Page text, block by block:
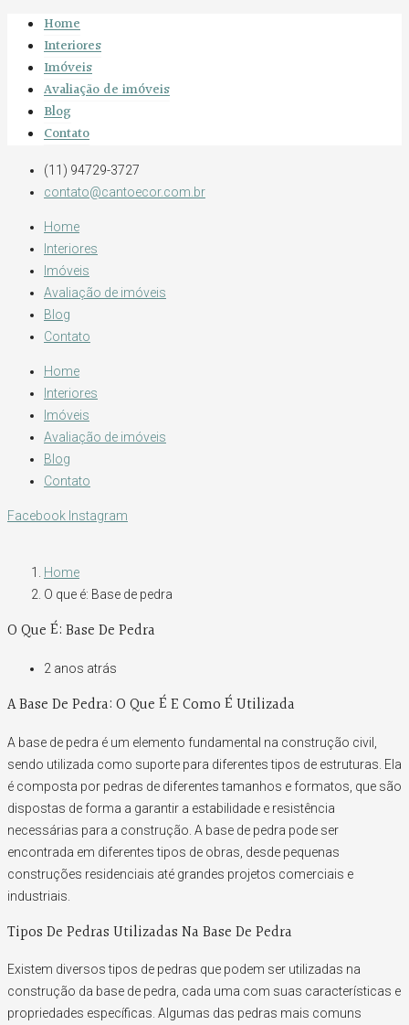
Home
Interiores
Imóveis
Avaliação de imóveis
Blog
Contato
(11) 94729-3727
contato@cantoecor.com.br
Home
Interiores
Imóveis
Avaliação de imóveis
Blog
Contato
Home
Interiores
Imóveis
Avaliação de imóveis
Blog
Contato
Facebook Instagram
Home
O que é: Base de pedra
O Que É: Base De Pedra
2 anos atrás
A Base De Pedra: O Que É E Como É Utilizada
A base de pedra é um elemento fundamental na construção civil,
sendo utilizada como suporte para diferentes tipos de estruturas. Ela
é composta por pedras de diferentes tamanhos e formatos, que são
dispostas de forma a garantir a estabilidade e resistência
necessárias para a construção. A base de pedra pode ser
encontrada em diferentes tipos de obras, desde pequenas
construções residenciais até grandes projetos comerciais e
industriais.
Tipos De Pedras Utilizadas Na Base De Pedra
Existem diversos tipos de pedras que podem ser utilizadas na
construção da base de pedra, cada uma com suas características e
propriedades específicas. Algumas das pedras mais comuns